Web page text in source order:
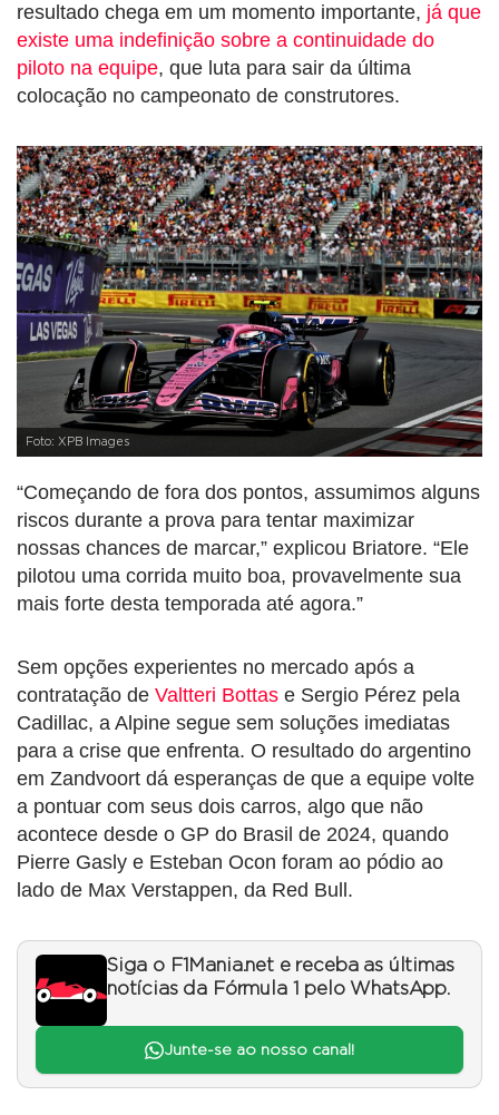
resultado chega em um momento importante, já que
existe uma indefinição sobre a continuidade do
piloto na equipe, que luta para sair da última
colocação no campeonato de construtores.
Foto: XPB Images
“Começando de fora dos pontos, assumimos alguns
riscos durante a prova para tentar maximizar
nossas chances de marcar,” explicou Briatore. “Ele
pilotou uma corrida muito boa, provavelmente sua
mais forte desta temporada até agora.”
Sem opções experientes no mercado após a
contratação de Valtteri Bottas e Sergio Pérez pela
Cadillac, a Alpine segue sem soluções imediatas
para a crise que enfrenta. O resultado do argentino
em Zandvoort dá esperanças de que a equipe volte
a pontuar com seus dois carros, algo que não
acontece desde o GP do Brasil de 2024, quando
Pierre Gasly e Esteban Ocon foram ao pódio ao
lado de Max Verstappen, da Red Bull.
Siga o F1Mania.net e receba as últimas
notícias da Fórmula 1 pelo WhatsApp.
Junte-se ao nosso canal!